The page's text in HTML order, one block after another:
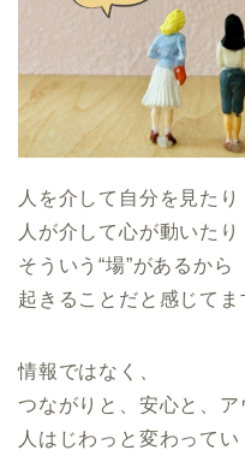
人を介して自分を見たり
人が介して心が動いたり
そういう“場”があるから
起きることだと感じてま
情報ではなく、
つながりと、安心と、ア
人はじわっと変わってい